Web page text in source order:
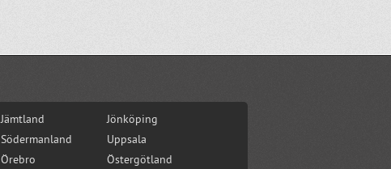
Jämtland
Jönköping
Södermanland
Uppsala
Örebro Östergötland